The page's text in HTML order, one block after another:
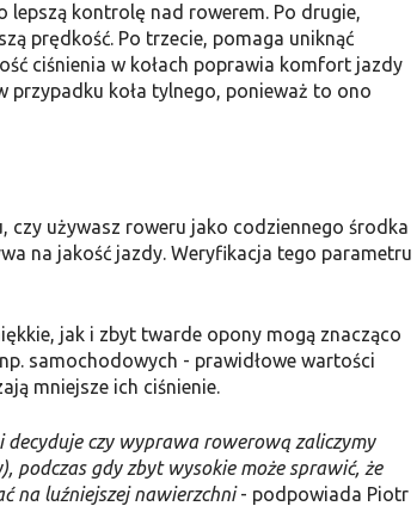
lepszą kontrolę nad rowerem. Po drugie,
prędkość. Po trzecie, pomaga uniknąć
ciśnienia w kołach poprawia komfort jazdy
przypadku koła tylnego, ponieważ to ono
czy używasz roweru jako codziennego środka
na jakość jazdy. Weryfikacja tego parametru
jak i zbyt twarde opony mogą znacząco
samochodowych - prawidłowe wartości
mniejsze ich ciśnienie.
czy wyprawa rowerową zaliczymy
podczas gdy zbyt wysokie może sprawić, że
na luźniejszej nawierzchni- podpowiada Piotr